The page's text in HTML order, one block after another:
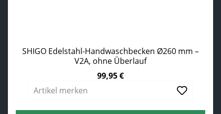
SHIGO Edelstahl-Handwaschbecken Ø260 mm –
V2A, ohne Überlauf
99,95 €
Artikel merken